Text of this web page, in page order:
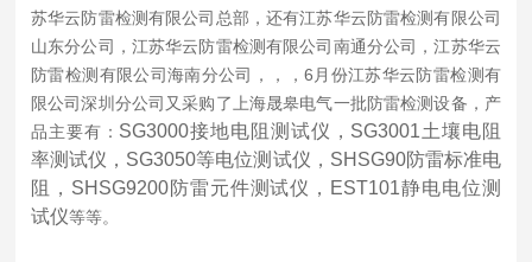
苏华云防雷检测有限公司总部，还有江苏华云防雷检测有限公司
山东分公司，江苏华云防雷检测有限公司南通分公司，江苏华云
防雷检测有限公司海南分公司，，，6月份江苏华云防雷检测有
限公司深圳分公司又采购了上海晟皋电气一批防雷检测设备，产
品主要有： SG3000接地电阻测试仪，SG3001土壤电阻
率测试仪，SG3050等电位测试仪，SHSG90防雷标准电
阻，SHSG9200防雷元件测试仪，EST101静电电位测
试仪等等。